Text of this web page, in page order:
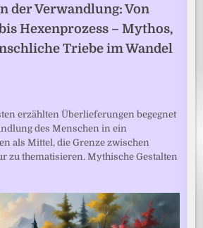
der Verwandlung: Von
Hexenprozess – Mythos,
Triebe im Wandel
erzählten Überlieferungen begegnet
des Menschen in ein
als Mittel, die Grenze zwischen
zu thematisieren. Mythische Gestalten